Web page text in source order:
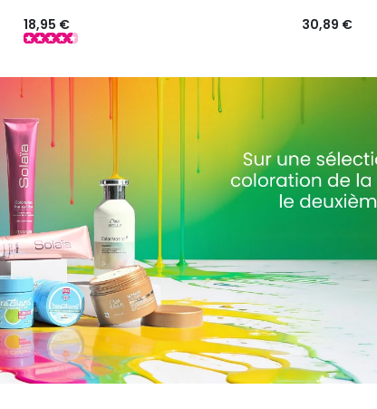
18,95 €
30,89 €